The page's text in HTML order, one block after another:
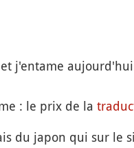
j'entame
: le prix de la
du japon qui sur le